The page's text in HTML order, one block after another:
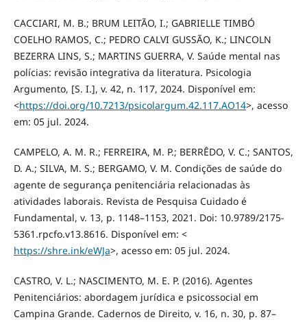
CACCIARI, M. B.; BRUM LEITÃO, I.; GABRIELLE TIMBÓ
COELHO RAMOS, C.; PEDRO CALVI GUSSÃO, K.; LINCOLN
BEZERRA LINS, S.; MARTINS GUERRA, V. Saúde mental nas
polícias: revisão integrativa da literatura. Psicologia
Argumento, [S. I.], v. 42, n. 117, 2024. Disponível em:
<https://doi.org/10.7213/psicolargum.42.117.AO14>, acesso
em: 05 jul. 2024.
CAMPELO, A. M. R.; FERREIRA, M. P.; BERRÊDO, V. C.; SANTOS,
D. A.; SILVA, M. S.; BERGAMO, V. M. Condições de saúde do
agente de segurança penitenciária relacionadas às
atividades laborais. Revista de Pesquisa Cuidado é
Fundamental, v. 13, p. 1148–1153, 2021. Doi: 10.9789/2175-
5361.rpcfo.v13.8616. Disponível em: <
https://shre.ink/eWJa>, acesso em: 05 jul. 2024.
CASTRO, V. L.; NASCIMENTO, M. E. P. (2016). Agentes
Penitenciários: abordagem jurídica e psicossocial em
Campina Grande. Cadernos de Direito, v. 16, n. 30, p. 87–